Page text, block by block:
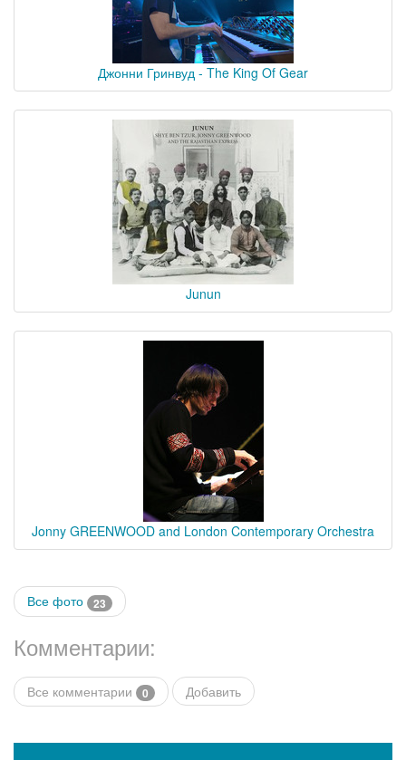
Джонни Гринвуд - The King Of Gear
Junun
Jonny GREENWOOD and London Contemporary Orchestra
Все фото 23
Комментарии:
Все комментарии 0 Добавить